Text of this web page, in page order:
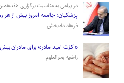
در پیامی به مناسبت برگزاری
پزشکیان: جامعه امروز بیش از هر
فرهاد دادبخش
«کارت امید مادر» برای مادران بیش از ۲۷۰ هزار کودک
راضیه بحرالعلوم